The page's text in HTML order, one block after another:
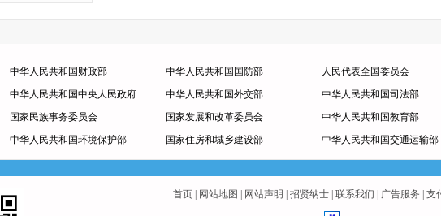
中华人民共和国财政部 中华人民共和国国防部 人民代表全国委员会
中华人民共和国中央人民政府 中华人民共和国外交部 中华人民共和国司法部
国家民族事务委员会 国家发展和改革委员会 中华人民共和国教育部
中华人民共和国环境保护部 国家住房和城乡建设部 中华人民共和国交通运输部
首页 网站地图 网站声明 招贤纳士 联系我们 广告服务 支